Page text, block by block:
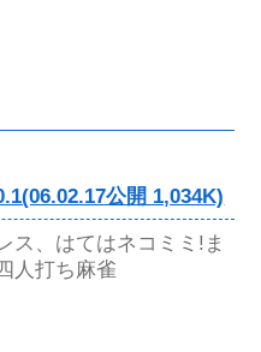
公開 1,034K)
ス、はてはネコミミ!ま
人打ち麻雀